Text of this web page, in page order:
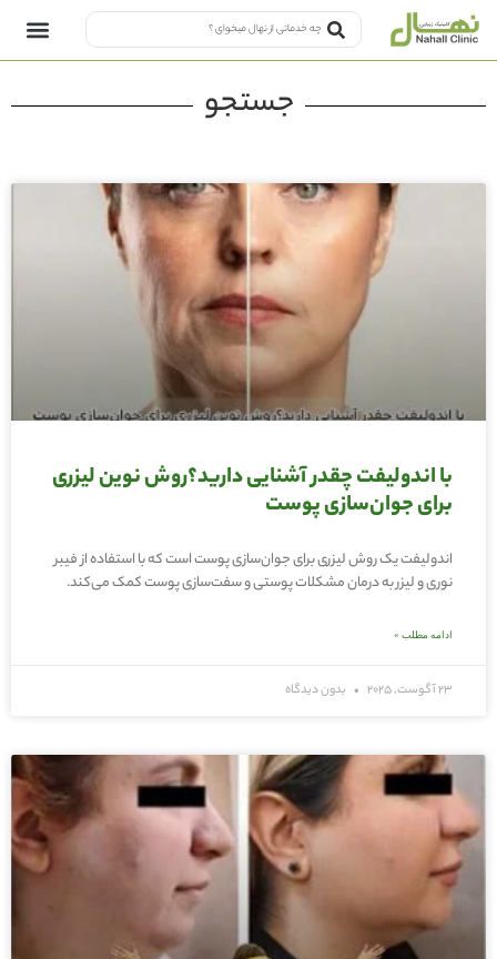
جستجو
با اندولیفت چقدر آشنایی دارید؟روش نوین لیزری
برای جوان‌سازی پوست
اندولیفت یک روش لیزری برای جوان‌سازی پوست است که با استفاده از فیبر
نوری و لیزر به درمان مشکلات پوستی و سفت‌سازی پوست کمک می‌کند.
ادامه مطلب »
23 آگوست, 2025 بدون دیدگاه